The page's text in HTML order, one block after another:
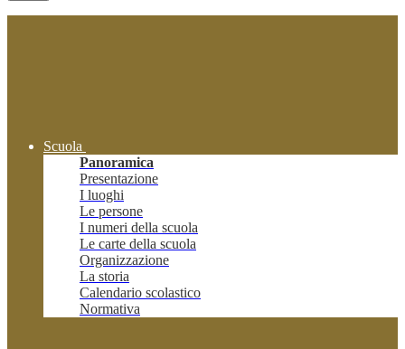
Scuola
Panoramica
Presentazione
I luoghi
Le persone
I numeri della scuola
Le carte della scuola
Organizzazione
La storia
Calendario scolastico
Normativa